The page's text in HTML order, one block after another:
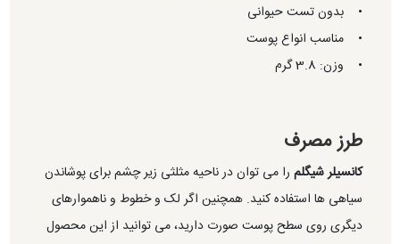
• بدون تست حیوانی
• مناسب انواع پوست
• وزن: 3.8 گرم
طرز مصرف
کانسیلر شیگلم را می توان در ناحیه مثلثی زیر چشم برای پوشاندن
سیاهی ها استفاده کنید. همچنین اگر لک و خطوط و ناهموارهای
دیگری روی سطح پوست صورت دارید، می توانید از این محصول